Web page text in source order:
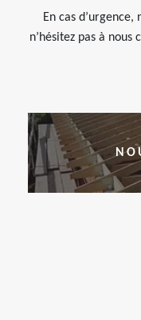
En cas
n’hésitez pas à